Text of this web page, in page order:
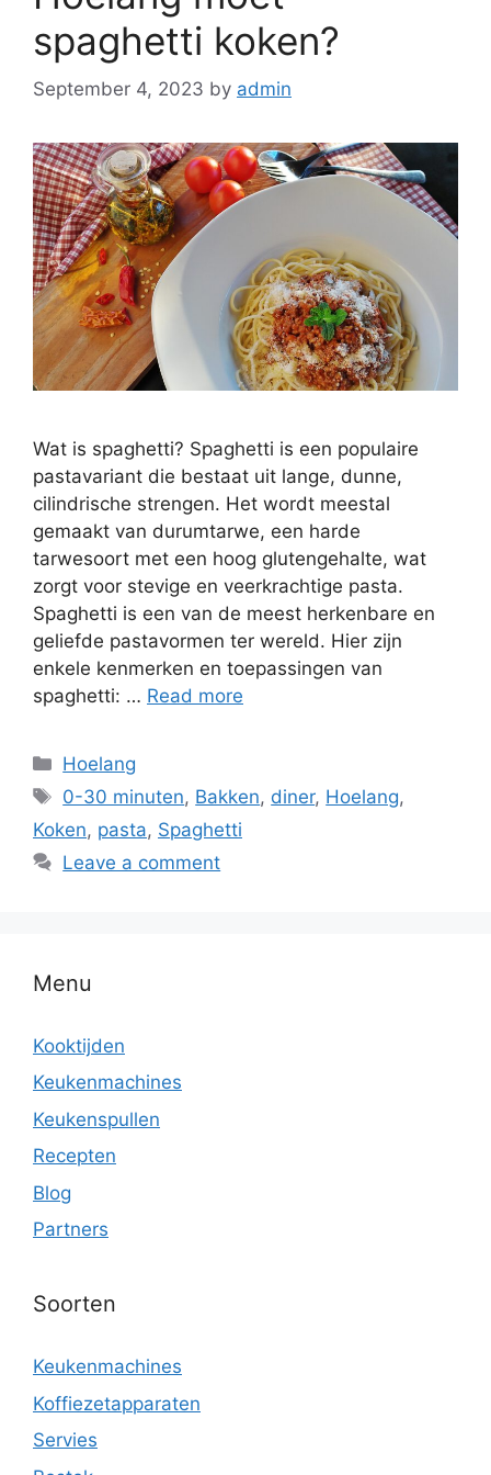
spaghetti koken?
September 4, 2023 by admin
Wat is spaghetti? Spaghetti is een populaire
pastavariant die bestaat uit lange, dunne,
cilindrische strengen. Het wordt meestal
gemaakt van durumtarwe, een harde
tarwesoort met een hoog glutengehalte, wat
zorgt voor stevige en veerkrachtige pasta.
Spaghetti is een van de meest herkenbare en
geliefde pastavormen ter wereld. Hier zijn
enkele kenmerken en toepassingen van
spaghetti: … Read more
Hoelang
0-30 minuten, Bakken, diner, Hoelang,
Koken, pasta, Spaghetti
Leave a comment
Menu
Kooktijden
Keukenmachines
Keukenspullen
Recepten
Blog
Partners
Soorten
Keukenmachines
Koffiezetapparaten
Servies